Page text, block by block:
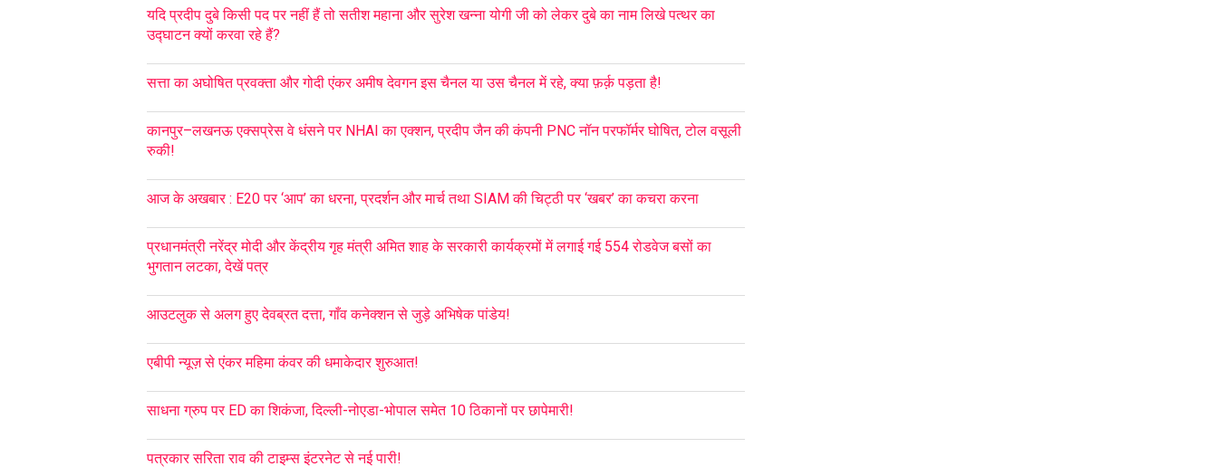
यदि प्रदीप दुबे किसी पद पर नहीं हैं तो सतीश महाना और सुरेश खन्ना योगी जी को लेकर दुबे का नाम लिखे पत्थर का
उद्घाटन क्यों करवा रहे हैं?
सत्ता का अघोषित प्रवक्ता और गोदी एंकर अमीष देवगन इस चैनल या उस चैनल में रहे, क्या फ़र्क़ पड़ता है!
कानपुर–लखनऊ एक्सप्रेस वे धंसने पर NHAI का एक्शन, प्रदीप जैन की कंपनी PNC नॉन परफॉर्मर घोषित, टोल वसूली
रुकी!
आज के अखबार : E20 पर ‘आप’ का धरना, प्रदर्शन और मार्च तथा SIAM की चिट्ठी पर ‘खबर’ का कचरा करना
प्रधानमंत्री नरेंद्र मोदी और केंद्रीय गृह मंत्री अमित शाह के सरकारी कार्यक्रमों में लगाई गई 554 रोडवेज बसों का
भुगतान लटका, देखें पत्र
आउटलुक से अलग हुए देवब्रत दत्ता, गाँव कनेक्शन से जुड़े अभिषेक पांडेय!
एबीपी न्यूज़ से एंकर महिमा कंवर की धमाकेदार शुरुआत!
साधना ग्रुप पर ED का शिकंजा, दिल्ली-नोएडा-भोपाल समेत 10 ठिकानों पर छापेमारी!
पत्रकार सरिता राव की टाइम्स इंटरनेट से नई पारी!